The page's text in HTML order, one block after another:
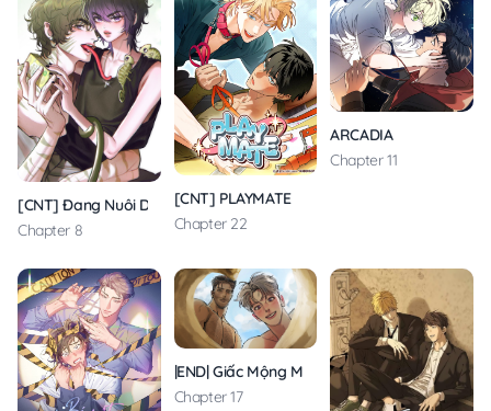
[CNT] Đang Nuôi Dưỡng Bé Dưa Lưới
Chapter 8
[CNT] PLAYMATE
Chapter 22
ARCADIA
Chapter 11
|END| Giấc Mộng May Mắn
Chapter 17